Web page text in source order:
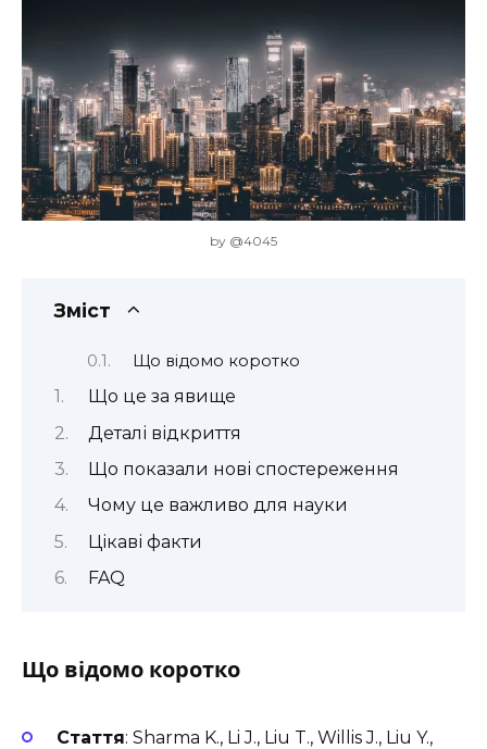
by @4045
Зміст
Що відомо коротко
Що це за явище
Деталі відкриття
Що показали нові спостереження
Чому це важливо для науки
Цікаві факти
FAQ
Що відомо коротко
Стаття: Sharma K., Li J., Liu T., Willis J., Liu Y.,